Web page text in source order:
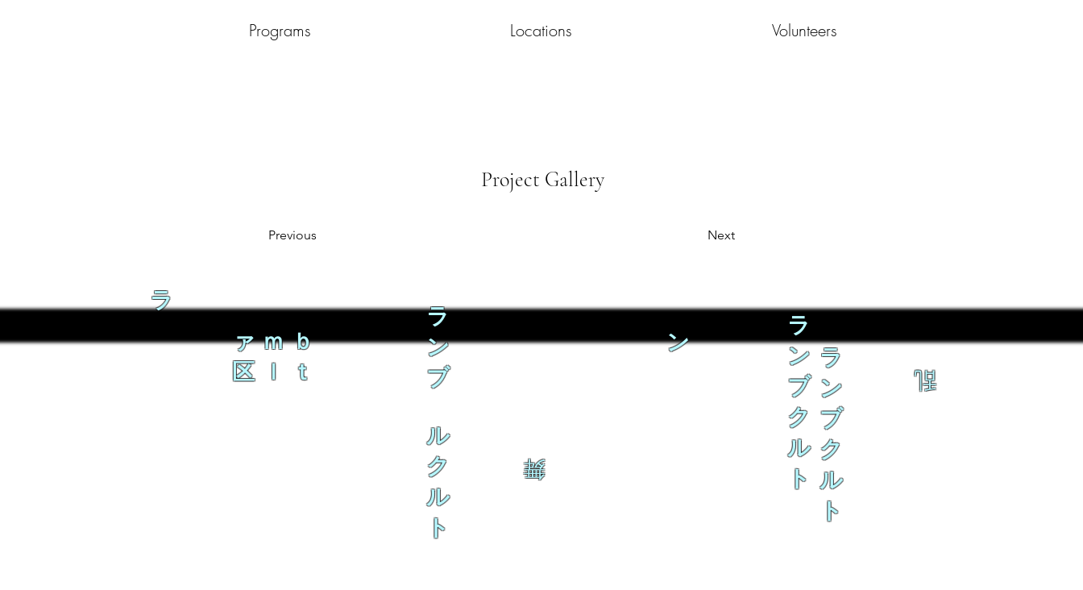
Programs Locations Volunteers
Project Gallery
Previous Next
ラ
ァｍｂ
区ｌｔ
ラ
ン
ブ
ル
ク
ル
ト
舞
ン
ラ
ン
ブ
ク
ル
ト
ラ
ン
ブ
ク
ル
ト
乱